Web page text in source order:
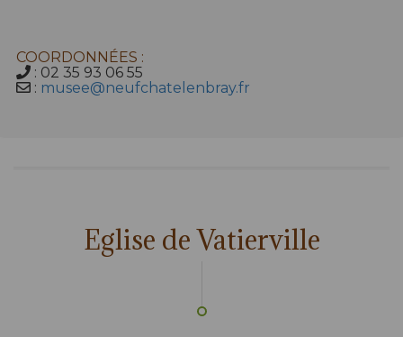
COORDONNÉES :
: 02 35 93 06 55
: musee@neufchatelenbray.fr
Eglise de Vatierville